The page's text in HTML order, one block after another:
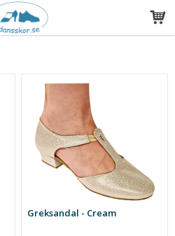
tillagd i varukorgen
Greksandal - Cream